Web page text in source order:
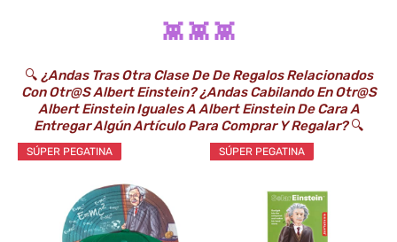
👾 👾 👾
🔍 ¿Andas Tras Otra Clase De De Regalos Relacionados
Con Otr@s Albert Einstein? ¿Andas Cabilando En Otr@s
Albert Einstein Iguales A Albert Einstein De Cara A
Entregar Algún Artículo Para Comprar Y Regalar?🔍
SÚPER PEGATINA SÚPER PEGATINA